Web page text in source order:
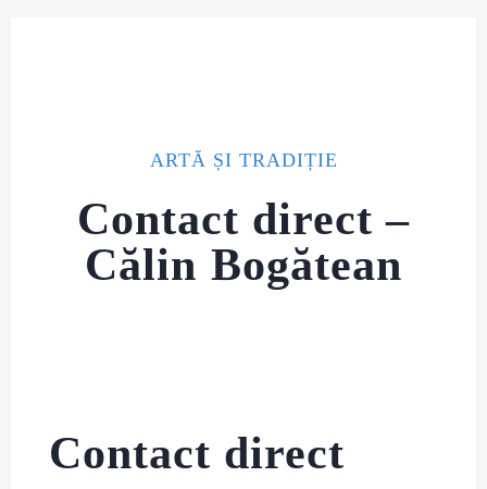
ARTĂ ȘI TRADIȚIE
Contact direct –
Călin Bogătean
Contact direct